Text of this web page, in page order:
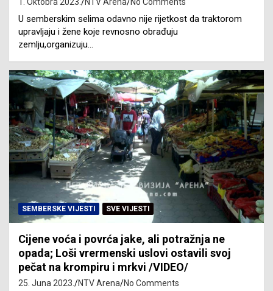
1. Oktobra 2023. NTV Arena No Comments
U semberskim selima odavno nije rijetkost da traktorom
upravljaju i žene koje revnosno obrađuju
zemlju,organizuju…
SEMBERSKE VIJESTI SVE VIJESTI
Cijene voća i povrća jake, ali potražnja ne
opada; Loši vrermenski uslovi ostavili svoj
pečat na krompiru i mrkvi /VIDEO/
25. Juna 2023. NTV Arena No Comments